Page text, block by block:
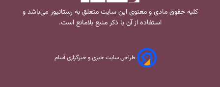
کلیه حقوق مادی و معنوی این سایت متعلق به رستانیوز می‌باشد و
استفاده از آن با ذکر منبع بلامانع است.
طراحی سایت خبری و خبرگزاری آسام